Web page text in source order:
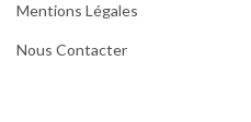
Mentions Légales
Nous Contacter